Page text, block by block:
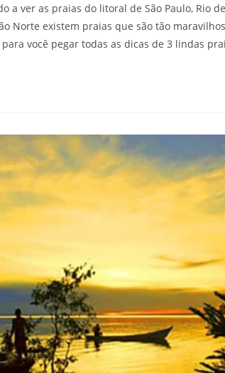
a ver as praias do litoral de São Paulo, Rio
Norte existem praias que são tão
você pegar todas as dicas de 3 lindas